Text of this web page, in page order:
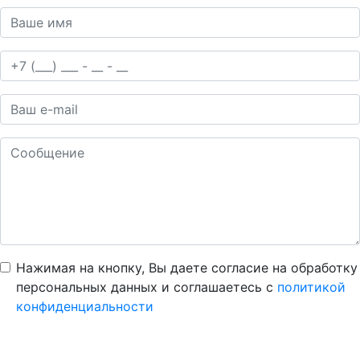
Нажимая на кнопку, Вы даете согласие на обработку
персональных данных и соглашаетесь c политикой
конфиденциальности